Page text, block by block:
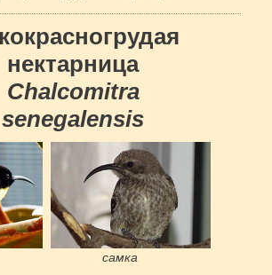
нектарница
Chalcomitra
senegalensis
самка